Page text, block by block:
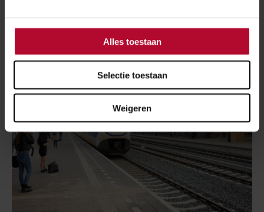
Alles toestaan
Selectie toestaan
Weigeren